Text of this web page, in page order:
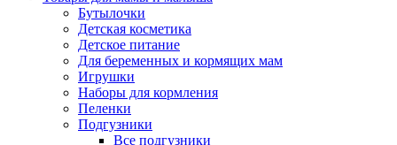
Бутылочки
Детская косметика
Детское питание
Для беременных и кормящих мам
Игрушки
Наборы для кормления
Пеленки
Подгузники
Все подгузники